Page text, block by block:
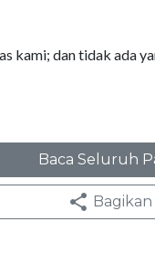
kami; dan tidak ada
Baca Seluruh
Bagikan